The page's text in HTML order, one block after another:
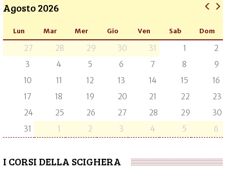
Agosto 2026
Lun Mar Mer Gio Ven Sab Dom
27 28 29 30 31 1
2
3
4 5 6 7 8
9
10
11 12 13 14 15
16
17
18 19 20 21 22
23
24
25 26 27 28 29
30
31
1 2 3 4 5 6
I CORSI DELLA SCIGHERA